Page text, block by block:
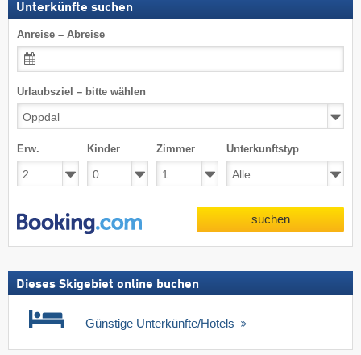
Unterkünfte suchen
Anreise – Abreise
Urlaubsziel – bitte wählen
Erw. Kinder Zimmer Unterkunftstyp
suchen
Dieses Skigebiet online buchen
Günstige Unterkünfte/Hotels